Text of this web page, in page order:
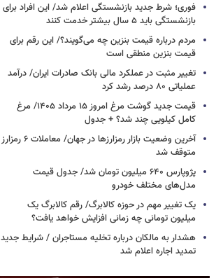
فوری؛ شرط جدید بازنشستگی اعلام شد/ این افراد برای
بازنشستگی باید ۵ سال بیشتر خدمت کنند
مردم درباره قیمت بنزین چه می‌گویند؟/ این رقم برای
قیمت بنزین منطقی است
تغییر مثبت در عملکرد مالی بانک صادرات ایران/ درآمد
عملیاتی ۸۰ درصد رشد کرد
قیمت جدید گوشت مرغ امروز ۱۵ مرداد ۱۴۰۵/ مرغ
کامل کیلویی چند شد؟ + جدول
آخرین وضعیت بازار رمزارزها در جهان/ معاملات ۶ رمزارز
متوقف شد
پژوپارس ۶۴۰ میلیون تومان شد/ جدول قیمت
مدل‌های مختلف خودرو
یک تغییر مهم در حوزه کالابرگ/ رقم کالابرگ یک
میلیون تومانی چه زمانی افزایش خواهد یافت؟
هشدار به مالکان درباره تخلیه مستاجران / شرایط جدید
تمدید اجاره اعلام شد